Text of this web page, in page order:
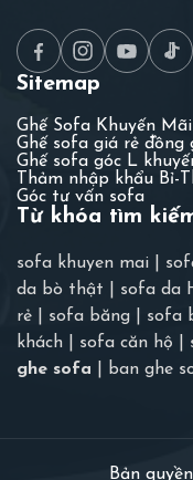
Sitemap
Ghế Sofa Khuyến Mãi
Ghế sofa giá rẻ đồng
Ghế sofa góc L
Thảm nhập khẩu Bỉ-
Góc tư vấn sofa
Từ khóa tìm
sofa khuyen mai
da bò thật
sofa da
rẻ
sofa băng sofa
khách
sofa căn hộ
ghe sofa
ban ghe
Bản